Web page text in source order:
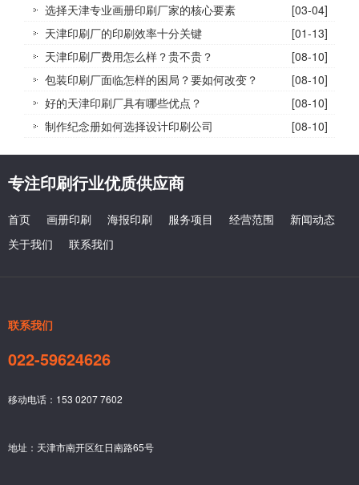
选择天津专业画册印刷厂家的核心要素
[03-04]
天津印刷厂的印刷效率十分关键
[01-13]
天津印刷厂费用怎么样？贵不贵？
[08-10]
包装印刷厂面临怎样的困局？要如何改变？
[08-10]
好的天津印刷厂具有哪些优点？
[08-10]
制作纪念册如何选择设计印刷公司
[08-10]
专注印刷行业优质供应商
首页 画册印刷 海报印刷 服务项目 经营范围
新闻动态
关于我们
联系我们
联系我们
022-59624626
移动电话：153 0207 7602
地址：天津市南开区红日南路65号